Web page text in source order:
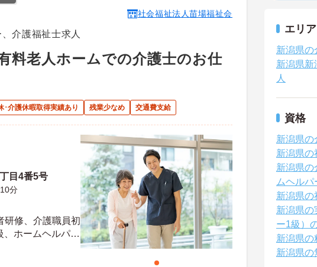
社会福祉法人苗場福祉会
介護福祉士求人
料老人ホームでの介護士のお仕
･介護休暇取得実績あり 残業少なめ 交通費支給
目4番5号
分
研修、介護職員初
、ホームヘルパー
定可）
エリア
新潟県の
新潟県新
人
資格
新潟県の
新潟県の
新潟県の
ムヘルパ
新潟県の
新潟県の
ー1級）
新潟県の
新潟県の